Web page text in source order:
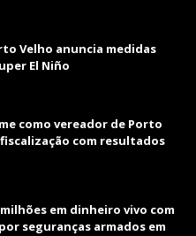
Velho anuncia medidas
El Niño
como vereador de Porto
com resultados
milhões em dinheiro vivo com
seguranças armados em